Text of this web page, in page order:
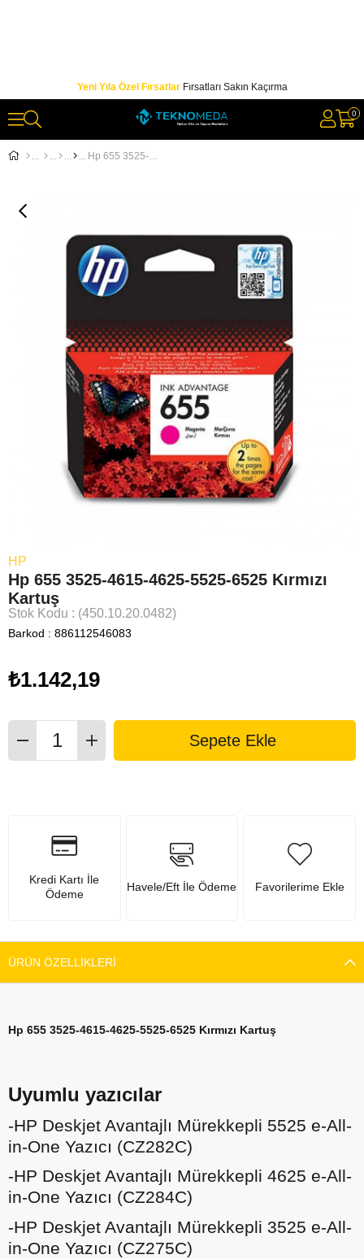
Yeni Yıla Özel FırsatlarFırsatları Sakın Kaçırma
0
Hp 655 3525-4615-4625-5525-6525 Kırmızı Kartuş
HP
Hp 655 3525-4615-4625-5525-6525 Kırmızı
Kartuş
Stok Kodu (450.10.20.0482)
Barkod : 886112546083
₺1.142,19
Kredi Kartı İle
Ödeme
Havele/Eft İle Ödeme Favorilerime Ekle
ÜRÜN ÖZELLIKLERI
Hp 655 3525-4615-4625-5525-6525 Kırmızı Kartuş
Uyumlu yazıcılar
-HP Deskjet Avantajlı Mürekkepli 5525 e-All-
in-One Yazıcı (CZ282C)
-HP Deskjet Avantajlı Mürekkepli 4625 e-All-
in-One Yazıcı (CZ284C)
-HP Deskjet Avantajlı Mürekkepli 3525 e-All-
in-One Yazıcı (CZ275C)